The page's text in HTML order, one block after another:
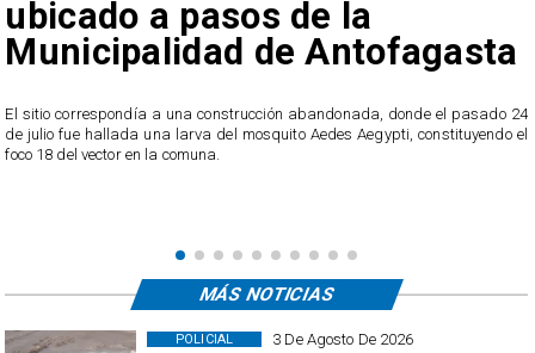
a pasos de la
de Antofagasta
sitio correspondía a una construcción abandonada, donde el pasado 24
julio fue hallada una larva del mosquito Aedes Aegypti, constituyendo el
18 del vector en la comuna.
A
3 De Agosto De 2026
POLICIAL
MÁS NOTICIAS